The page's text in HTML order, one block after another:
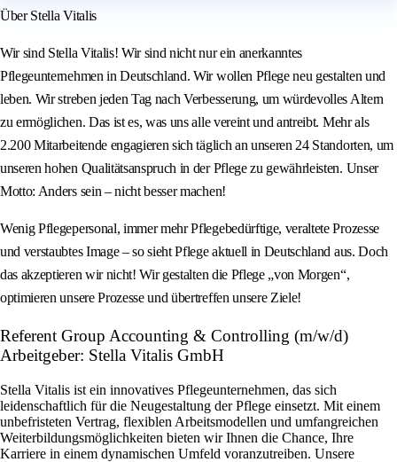
Über Stella Vitalis
Wir sind Stella Vitalis! Wir sind nicht nur ein anerkanntes
Pflegeunternehmen in Deutschland. Wir wollen Pflege neu gestalten und
leben. Wir streben jeden Tag nach Verbesserung, um würdevolles Altern
zu ermöglichen. Das ist es, was uns alle vereint und antreibt. Mehr als
2.200 Mitarbeitende engagieren sich täglich an unseren 24 Standorten, um
unseren hohen Qualitätsanspruch in der Pflege zu gewährleisten. Unser
Motto: Anders sein – nicht besser machen!
Wenig Pflegepersonal, immer mehr Pflegebedürftige, veraltete Prozesse
und verstaubtes Image – so sieht Pflege aktuell in Deutschland aus. Doch
das akzeptieren wir nicht! Wir gestalten die Pflege „von Morgen“,
optimieren unsere Prozesse und übertreffen unsere Ziele!
Referent Group Accounting & Controlling (m/w/d)
Arbeitgeber: Stella Vitalis GmbH
Stella Vitalis ist ein innovatives Pflegeunternehmen, das sich
leidenschaftlich für die Neugestaltung der Pflege einsetzt. Mit einem
unbefristeten Vertrag, flexiblen Arbeitsmodellen und umfangreichen
Weiterbildungsmöglichkeiten bieten wir Ihnen die Chance, Ihre
Karriere in einem dynamischen Umfeld voranzutreiben. Unsere